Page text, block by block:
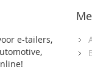
e-tailers,